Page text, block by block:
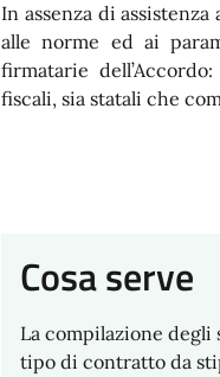
In assenza di
alle norme ed ai
firmatarie
fiscali, sia statali che
Cosa serve
La compilazione
tipo di contratto da